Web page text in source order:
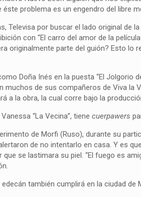
problema es un engendro del libre
Televisa por buscar el lado original de
con “El carro del amor de la
originalmente parte del guión? Esto lo
Doña Inés en la puesta “El Jolgorio
de sus compañeros de Viva la
a la obra, la cual corre bajo la
“La Vecina”, tienecuerpawers
de Morfi (Ruso), durante su
de no intentarlo en casa. Y es
se lastimara su piel. “El fuego es
también cumplirá en la ciudad